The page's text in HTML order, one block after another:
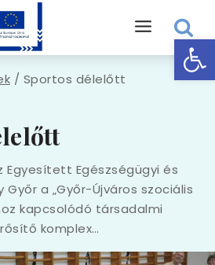
/ Sportos délelőtt
Egészségügyi és
Győr a „Győr-Újváros szociális
kapcsolódó társadalmi
komplex…